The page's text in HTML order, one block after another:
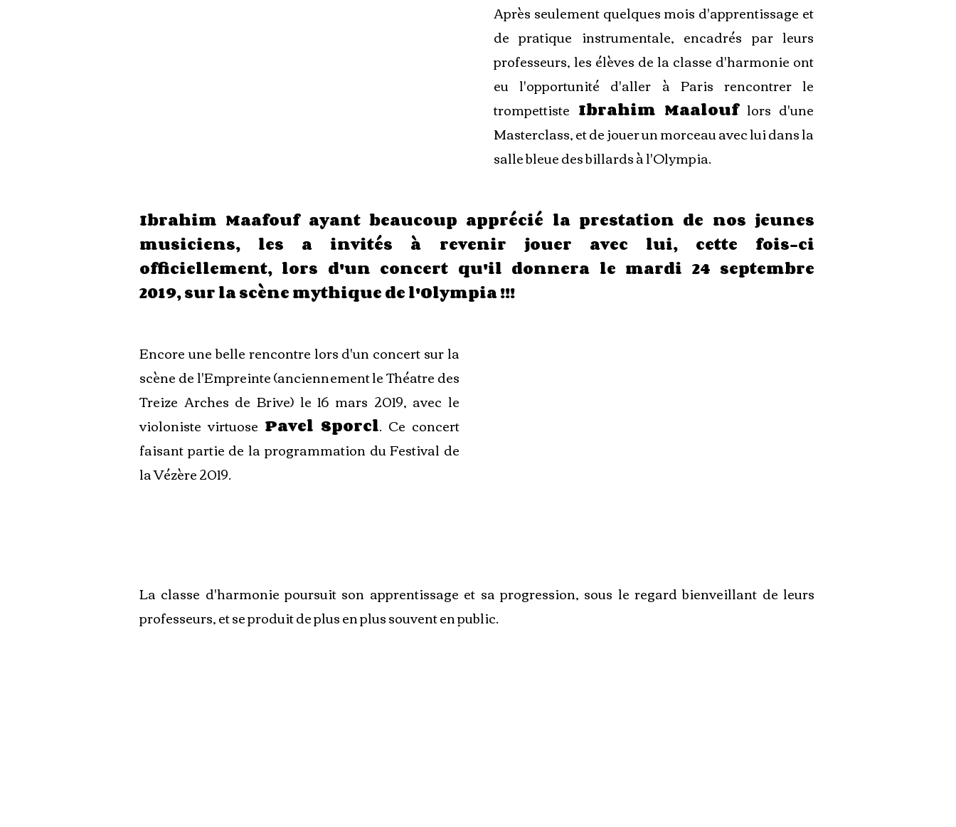
Après seulement quelques mois d'apprentissage et
de pratique instrumentale, encadrés par leurs
professeurs, les élèves de la classe d'harmonie ont
eu l'opportunité d'aller à Paris rencontrer le
trompettiste Ibrahim Maalouflors d'une
Masterclass, et de jouer un morceau avec lui dans la
salle bleue des billards à l'Olympia.
Ibrahim Maafouf ayant beaucoup apprécié la prestation de nos jeunes
musiciens, les a invités à revenir jouer avec lui, cette fois-ci
officiellement, lors d'un concert qu'il donnera le mardi 24 septembre
2019, sur la scène mythique de l'Olympia !!!
Encore une belle rencontre lors d'un concert sur la
scène de l'Empreinte (anciennement le Théatre des
Treize Arches de Brive) le 16 mars 2019, avec le
violoniste virtuose Pavel Sporcl. Ce concert
faisant partie de la programmation du Festival de
la Vézère 2019.
La classe d'harmonie poursuit son apprentissage et sa progression, sous le regard bienveillant de leurs
professeurs, et se produit de plus en plus souvent en public.
Saison 1